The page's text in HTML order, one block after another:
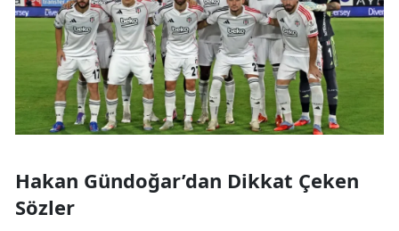
Hakan Gündoğar’dan Dikkat Çeken
Sözler